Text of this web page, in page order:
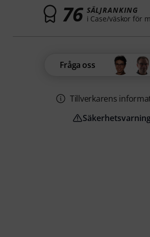
76 SÄLJRANKING
i Case/väskor för
Fråga oss
Tillverkarens